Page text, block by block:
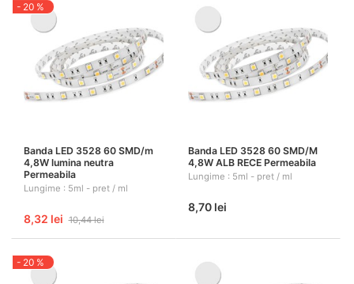
- 20 %
Banda LED 3528 60 SMD/m
4,8W lumina neutra
Permeabila
Lungime : 5ml - pret / ml
8,32 lei 10,44 lei
Banda LED 3528 60 SMD/M
4,8W ALB RECE Permeabila
Lungime : 5ml - pret / ml
8,70 lei
- 20 %